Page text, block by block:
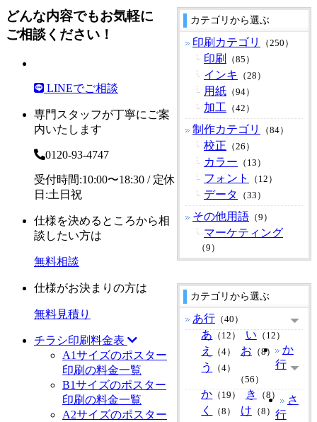
カテゴリから選ぶ
印刷カテゴリ （250）
印刷 （85）
インキ （28）
用紙 （94）
加工 （42）
制作カテゴリ （84）
校正 （26）
カラー （13）
フォント （12）
データ （33）
その他用語 （9）
マーケティング
（9）
カテゴリから選ぶ
あ行 （40）
あ （12） い （12）
え （4） お （8）
う （4）
か
行
（56）
か （19） き （8）
く （8） け （8）
さ
行
どんな内容でもお気軽に
ご相談ください！
LINEでご相談
専門スタッフが丁寧にご案
内いたします
0120-93-4747
受付時間:10:00〜18:30 / 定休
日:土日祝
仕様を決めるところから相
談したい方は
無料相談
仕様がお決まりの方は
無料見積り
チラシ印刷料金表
A1サイズのポスター
印刷の料金一覧
B1サイズのポスター
印刷の料金一覧
A2サイズのポスター